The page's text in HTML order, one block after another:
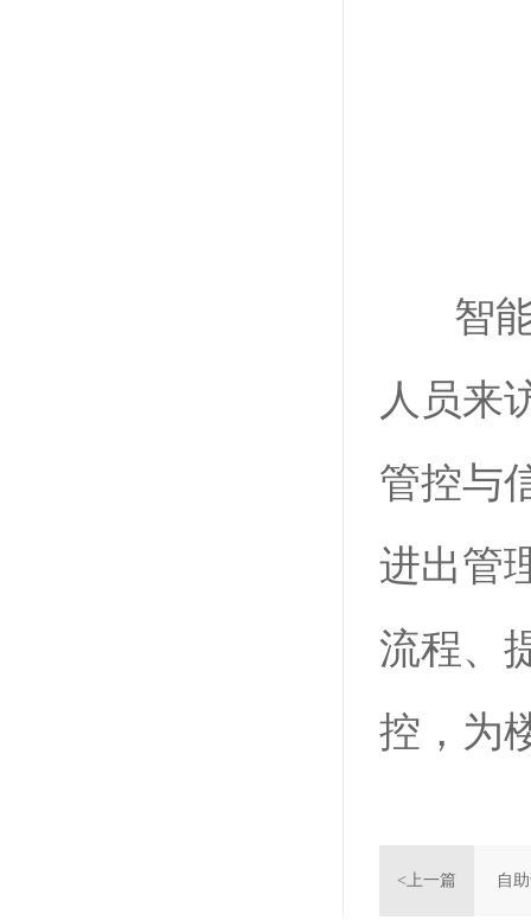
智能
人员来
管控与
进出管
流程、
控，为
<上一篇 自